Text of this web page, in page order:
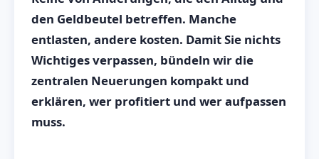
den Geldbeutel betreffen. Manche
entlasten, andere kosten. Damit Sie nichts
Wichtiges verpassen, bündeln wir die
zentralen Neuerungen kompakt und
erklären, wer profitiert und wer aufpassen
muss.